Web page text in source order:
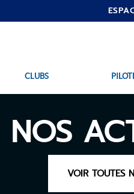
au
CLUBS
NOS
VOIR TOUTES